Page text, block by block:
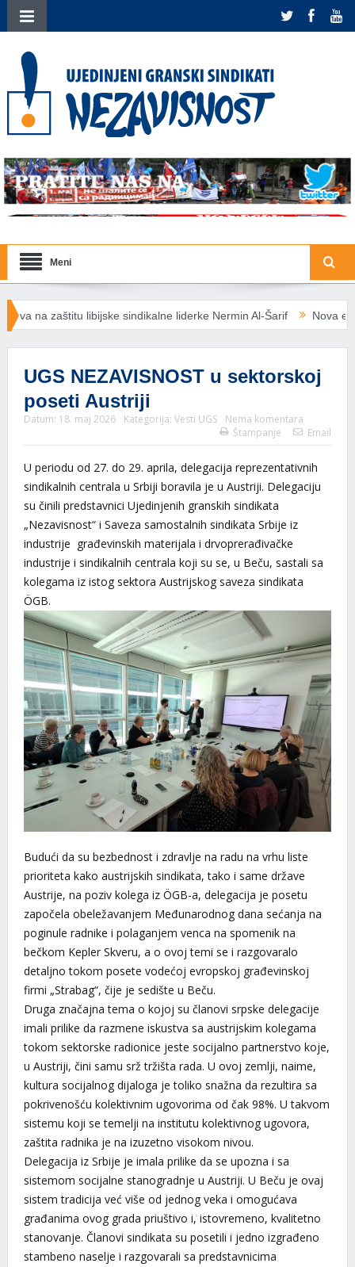
Meni
sindikalne liderke Nermin Al-Šarif Nova energetska pravila EU:
UGS NEZAVISNOST u sektorskoj
poseti Austriji
Datum: 18. maj 2026 Kategorija: Vesti UGS
Nema komentara
Štampanje
Email
U periodu od 27. do 29. aprila, delegacija reprezentativnih
sindikalnih centrala u Srbiji boravila je u Austriji. Delegaciju
su činili predstavnici Ujedinjenih granskih sindikata
„Nezavisnost“ i Saveza samostalnih sindikata Srbije iz
industrije građevinskih materijala i drvoprerađivačke
industrije i sindikalnih centrala koji su se, u Beču, sastali sa
kolegama iz istog sektora Austrijskog saveza sindikata
ÖGB.
Budući da su bezbednost i zdravlje na radu na vrhu liste
prioriteta kako austrijskih sindikata, tako i same države
Austrije, na poziv kolega iz ÖGB-a, delegacija je posetu
započela obeležavanjem Međunarodnog dana sećanja na
poginule radnike i polaganjem venca na spomenik na
bečkom Kepler Skveru, a o ovoj temi se i razgovaralo
detaljno tokom posete vodećoj evropskoj građevinskoj
firmi „Strabag“, čije je sedište u Beču.
Druga značajna tema o kojoj su članovi srpske delegacije
imali prilike da razmene iskustva sa austrijskim kolegama
tokom sektorske radionice jeste socijalno partnerstvo koje,
u Austriji, čini samu srž tržišta rada. U ovoj zemlji, naime,
kultura socijalnog dijaloga je toliko snažna da rezultira sa
pokrivenošću kolektivnim ugovorima od čak 98%. U takvom
sistemu koji se temelji na institutu kolektivnog ugovora,
zaštita radnika je na izuzetno visokom nivou.
Delegacija iz Srbije je imala prilike da se upozna i sa
sistemom socijalne stanogradnje u Austriji. U Beču je ovaj
sistem tradicija već više od jednog veka i omogućava
građanima ovog grada priuštivo i, istovremeno, kvalitetno
stanovanje. Članovi sindikata su posetili i jedno izgrađeno
stambeno naselje i razgovarali sa predstavnicima